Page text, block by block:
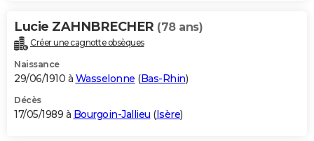
Lucie ZAHNBRECHER (78 ans)
Créer une cagnotte obsèques
Naissance
29/06/1910 à Wasselonne (Bas-Rhin)
Décès
17/05/1989 à Bourgoin-Jallieu (Isère)